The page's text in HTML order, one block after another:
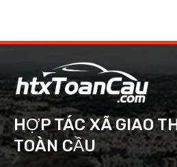
HỢP TÁC XÃ GIAO
TOÀN CẦU